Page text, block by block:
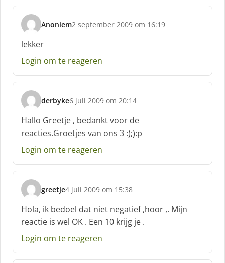
e
f
:
Anoniem
s
c
h
r
e
f
:
2 september 2009 om 16:19
lekker
Login om te reageren
derbyke
s
c
h
r
e
f
6 juli 2009 om 20:14
Hallo Greetje , bedankt voor de
reacties.Groetjes van ons 3 :);):p
Login om te reageren
greetje
s
c
h
r
e
f
4 juli 2009 om 15:38
Hola, ik bedoel dat niet negatief ,hoor ,. Mijn
reactie is wel OK . Een 10 krijg je .
Login om te reageren